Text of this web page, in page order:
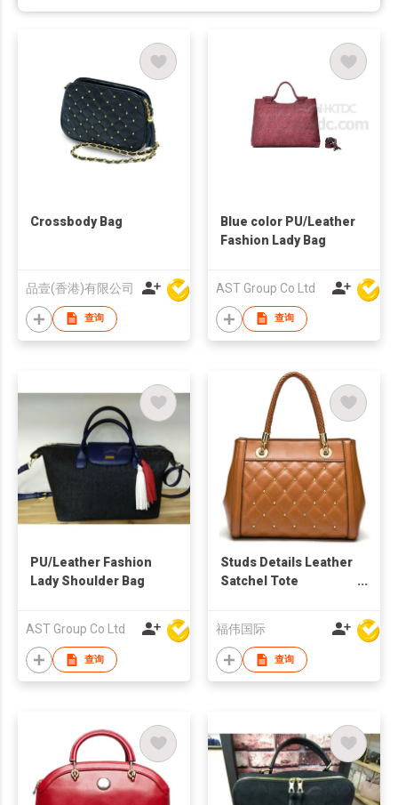
Crossbody Bag
品壹(香港)有限公司
查询
Blue color PU/Leather
Fashion Lady Bag
AST Group Co Ltd
查询
PU/Leather Fashion
Lady Shoulder Bag
AST Group Co Ltd
查询
Studs Details Leather
Satchel Tote
福伟国际
查询